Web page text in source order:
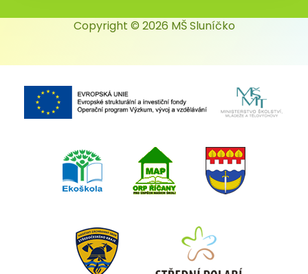
Copyright © 2026 MŠ Sluníčko